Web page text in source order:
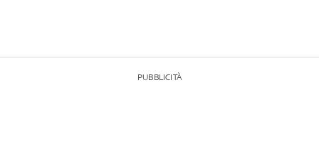
PUBBLICITÀ